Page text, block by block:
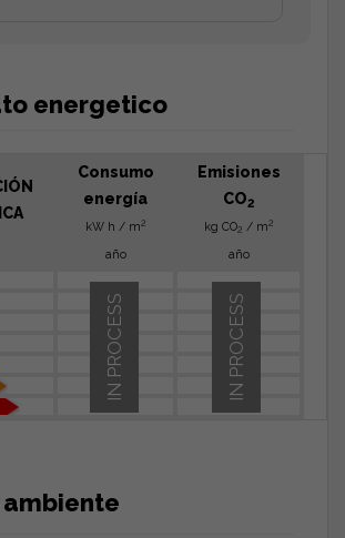
energetico
Consumo
energía
kW h / m2
año
Emisiones
CO2
kg CO2 / m2
año
IN PROCESS
IN PROCESS